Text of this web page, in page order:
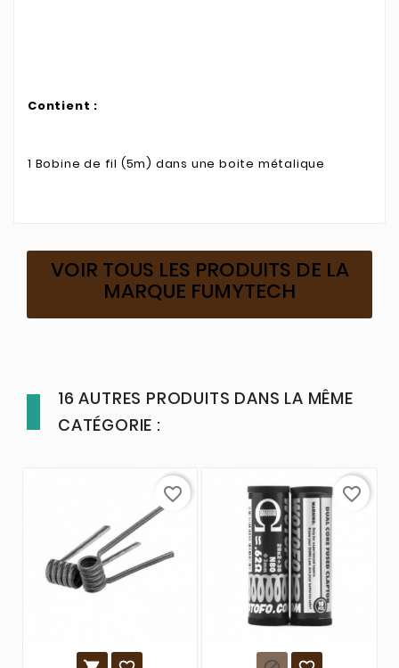
Contient :
1 Bobine de fil (5m) dans une boite métalique
VOIR TOUS LES PRODUITS DE LA
MARQUE FUMYTECH
16 AUTRES PRODUITS DANS LA MÊME
CATÉGORIE :
favorite_border favorite_border